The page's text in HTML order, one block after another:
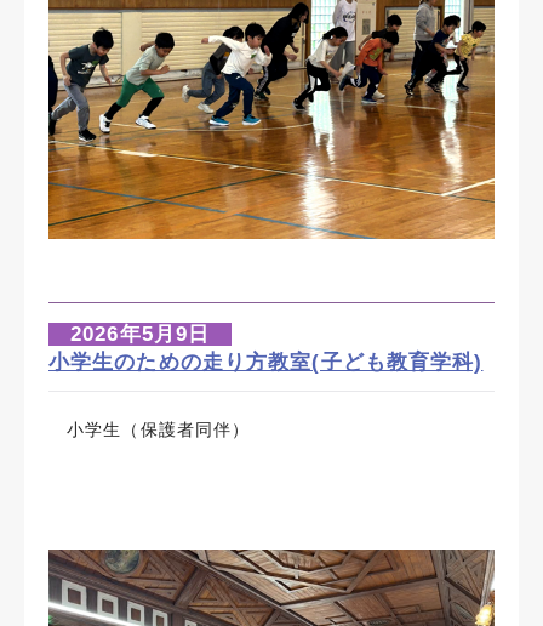
2026年5月9日
小学生のための走り方教室(子ども教育学科)
小学生（保護者同伴）